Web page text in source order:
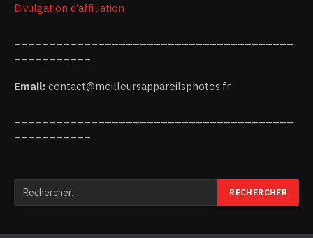
Divulgation d’affiliation
Email: contact@meilleursappareilsphotos.fr